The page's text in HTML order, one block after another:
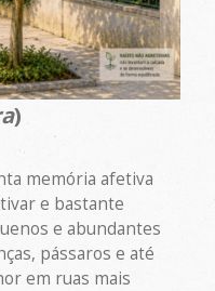
)
memória afetiva
e bastante
e abundantes
pássaros e até
em ruas mais